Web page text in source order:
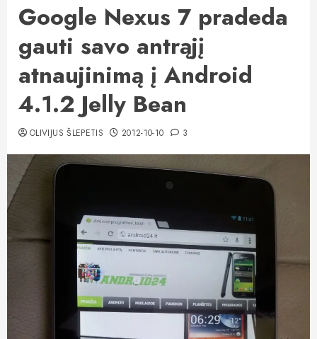
Google Nexus 7 pradeda
gauti savo antrąjį
atnaujinimą į Android
4.1.2 Jelly Bean
OLIVIJUS ŠLEPETIS 2012-10-10 3